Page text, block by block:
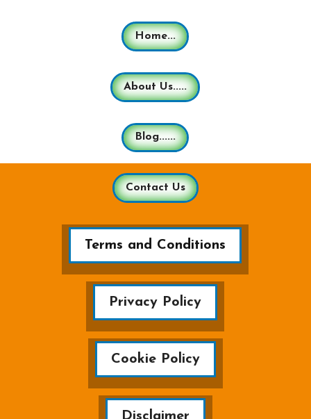
Home...
About Us.....
Blog......
Contact Us
Terms and Conditions
Privacy Policy
Cookie Policy
Disclaimer